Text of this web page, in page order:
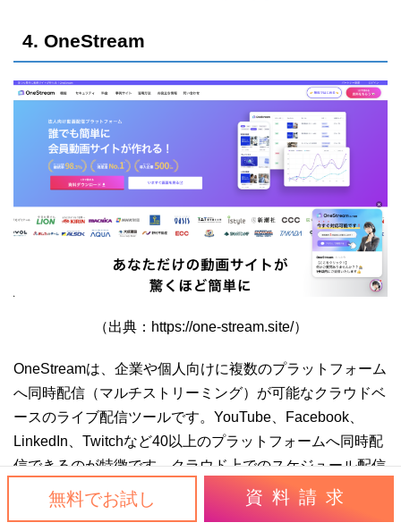
無料でお試し 資料請求
4. OneStream
（出典：https://one-stream.site/）
OneStreamは、企業や個人向けに複数のプラットフォーム
へ同時配信（マルチストリーミング）が可能なクラウドベ
ースのライブ配信ツールです。YouTube、Facebook、
LinkedIn、Twitchなど40以上のプラットフォームへ同時配
信できるのが特徴です。クラウド上でのスケジュール配信
機能を備えており、事前に録画した動画をライブ配信とし